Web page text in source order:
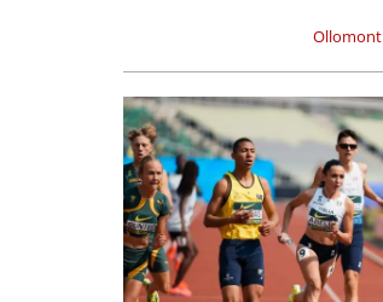
Ollomont